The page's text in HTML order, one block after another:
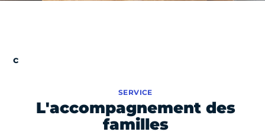
L'accompagnement des
familles
SERVICE